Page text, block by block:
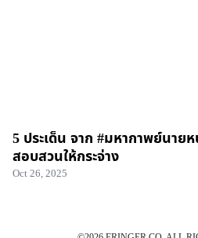
5 ประเด็น จาก #มหากาพย์นา
สอบสวนให้กระจ่าง
Oct 26, 2025